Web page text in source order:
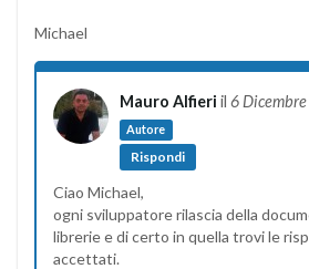
Michael
Mauro Alfieri il 6
Autore
Rispondi
Ciao Michael,
ogni sviluppatore rilascia della
librerie e di certo in quella trovi le
accettati.